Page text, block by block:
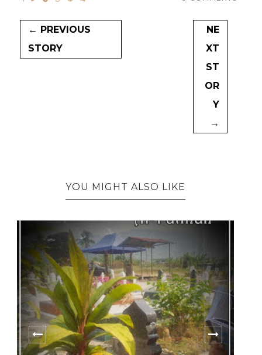
← PREVIOUS
STORY
NE
XT
ST
OR
Y
→
YOU MIGHT ALSO LIKE